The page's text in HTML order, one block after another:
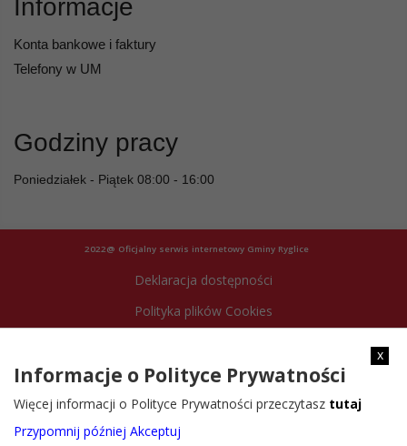
Informacje
Konta bankowe i faktury
Telefony w UM
Godziny pracy
Poniedziałek - Piątek 08:00 - 16:00
2022@ Oficjalny serwis internetowy Gminy Ryglice
Deklaracja dostępności
Polityka plików Cookies
x
Informacje o Polityce Prywatności
Więcej informacji o Polityce Prywatności przeczytasz tutaj
Przypomnij później Akceptuj